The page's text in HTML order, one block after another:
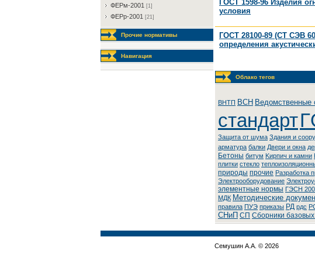
ФEPм-2001 [1]
ФEPp-2001 [21]
Прочие нормативы
Навигация
ГОСТ 1598-96 Изделия
условия
ГОСТ 28100-89 (СТ СЭВ
определения
Облако тегов
BHTП BCH Ведомственные
стандарт
Защита от шума Здания и
арматура балки Двери и окна
Бетоны битум Kиpпич и кaмни
плитки стекло
природы прочие Разработка
Элeктpooбopудoвaниe
элементные нормы ГЭСН
МДК Методические
правила ПУЭ приказы РД рдс
СНиП СП Сборники
Семушин А.А. © 2026